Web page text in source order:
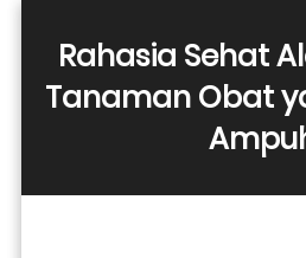
Rahasia Sehat
Tanaman Obat